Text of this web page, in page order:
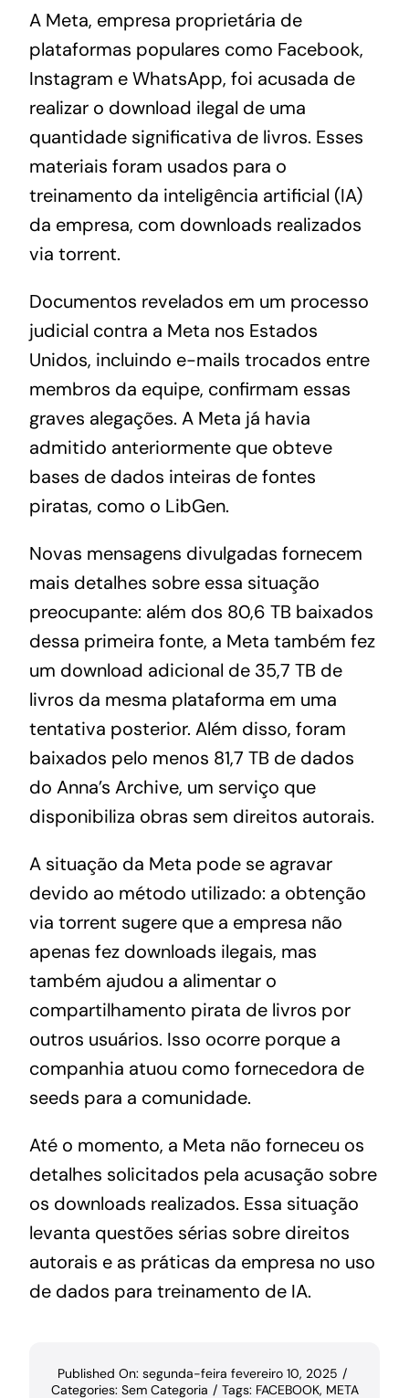
A Meta, empresa proprietária de
plataformas populares como Facebook,
Instagram e WhatsApp, foi acusada de
realizar o download ilegal de uma
quantidade significativa de livros. Esses
materiais foram usados para o
treinamento da inteligência artificial (IA)
da empresa, com downloads realizados
via torrent.
Documentos revelados em um processo
judicial contra a Meta nos Estados
Unidos, incluindo e-mails trocados entre
membros da equipe, confirmam essas
graves alegações. A Meta já havia
admitido anteriormente que obteve
bases de dados inteiras de fontes
piratas, como o LibGen.
Novas mensagens divulgadas fornecem
mais detalhes sobre essa situação
preocupante: além dos 80,6 TB baixados
dessa primeira fonte, a Meta também fez
um download adicional de 35,7 TB de
livros da mesma plataforma em uma
tentativa posterior. Além disso, foram
baixados pelo menos 81,7 TB de dados
do Anna’s Archive, um serviço que
disponibiliza obras sem direitos autorais.
A situação da Meta pode se agravar
devido ao método utilizado: a obtenção
via torrent sugere que a empresa não
apenas fez downloads ilegais, mas
também ajudou a alimentar o
compartilhamento pirata de livros por
outros usuários. Isso ocorre porque a
companhia atuou como fornecedora de
seeds para a comunidade.
Até o momento, a Meta não forneceu os
detalhes solicitados pela acusação sobre
os downloads realizados. Essa situação
levanta questões sérias sobre direitos
autorais e as práticas da empresa no uso
de dados para treinamento de IA.
Published On: segunda-feira fevereiro 10, 2025 /
Categories: Sem Categoria / Tags: FACEBOOK, META